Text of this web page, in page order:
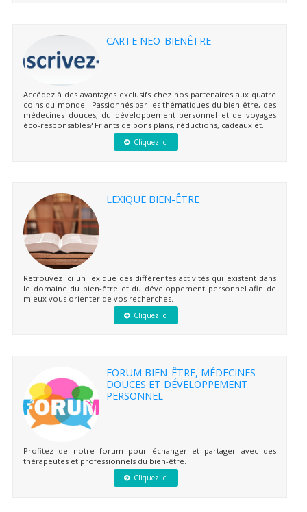
CARTE NEO-BIENÊTRE
Accédez à des avantages exclusifs chez nos partenaires aux quatre
coins du monde ! Passionnés par les thématiques du bien-être, des
médecines douces, du développement personnel et de voyages
éco-responsables? Friants de bons plans, réductions, cadeaux et...
Cliquez ici
LEXIQUE BIEN-ÊTRE
Retrouvez ici un lexique des différentes activités qui existent dans
le domaine du bien-être et du développement personnel afin de
mieux vous orienter de vos recherches.
Cliquez ici
FORUM BIEN-ÊTRE, MÉDECINES
DOUCES ET DÉVELOPPEMENT
PERSONNEL
Profitez de notre forum pour échanger et partager avec des
thérapeutes et professionnels du bien-être.
Cliquez ici